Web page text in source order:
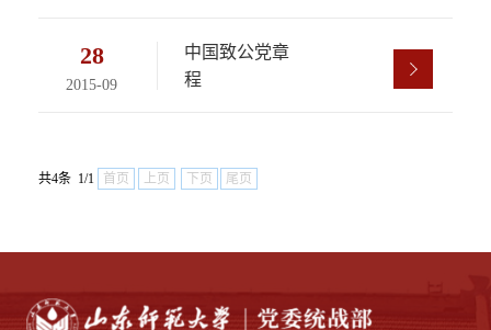
28
2015-09
中国致公党章
程
共4条 1/1 首页 上页 下页 尾页